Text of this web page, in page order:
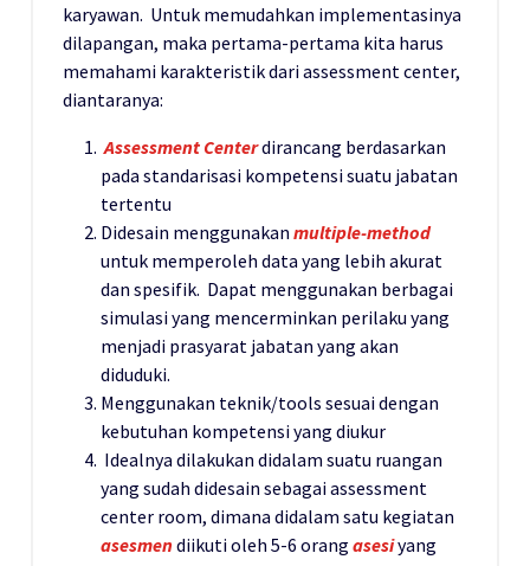
karyawan. Untuk memudahkan implementasinya
dilapangan, maka pertama-pertama kita harus
memahami karakteristik dari assessment center,
diantaranya:
Assessment Centerdirancang berdasarkan
pada standarisasi kompetensi suatu jabatan
tertentu
Didesain menggunakan multiple-method
untuk memperoleh data yang lebih akurat
dan spesifik. Dapat menggunakan berbagai
simulasi yang mencerminkan perilaku yang
menjadi prasyarat jabatan yang akan
diduduki.
Menggunakan teknik/tools sesuai dengan
kebutuhan kompetensi yang diukur
Idealnya dilakukan didalam suatu ruangan
yang sudah didesain sebagai assessment
center room, dimana didalam satu kegiatan
asesmendiikuti oleh 5-6 orang asesiyang